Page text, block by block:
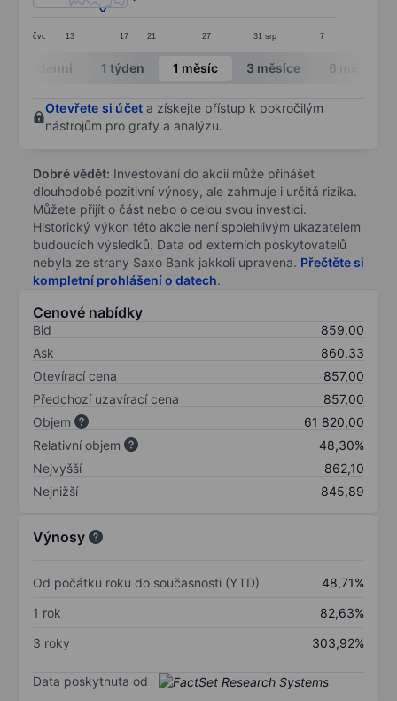
čvc 13 17 21 27 31 srp 7
End of interactive chart.
Intradenní 1 týden 1 měsíc 3 měsíce 6 měsíců
Otevřete si účet a získejte přístup k pokročilým
nástrojům pro grafy a analýzu.
Dobré vědět: Investování do akcií může přinášet
dlouhodobé pozitivní výnosy, ale zahrnuje i určitá rizika.
Můžete přijít o část nebo o celou svou investici.
Historický výkon této akcie není spolehlivým ukazatelem
budoucích výsledků. Data od externích poskytovatelů
nebyla ze strany Saxo Bank jakkoli upravena. Přečtěte si
kompletní prohlášení o datech.
Cenové nabídky
Bid
859,00
Ask
860,33
Otevírací cena
857,00
Předchozí uzavírací cena
857,00
Objem
61 820,00
Relativní objem
48,30%
Nejvyšší
862,10
Nejnižší
845,89
Výnosy
Od počátku roku do současnosti (YTD)
48,71%
1 rok
82,63%
3 roky
303,92%
Data poskytnuta od